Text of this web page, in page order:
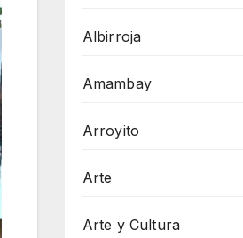
Albirroja
Amambay
Arroyito
Arte
Arte y Cultura